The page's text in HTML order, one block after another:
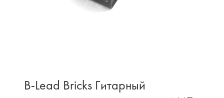
B-Lead Bricks Гитарный